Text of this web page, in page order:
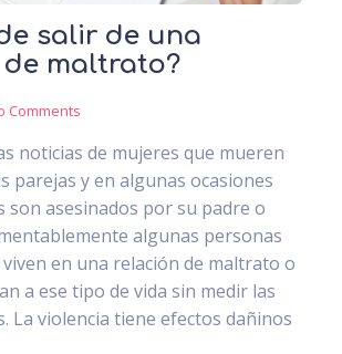
salir de una
maltrato?
Comments
noticias de mujeres que mueren
parejas y en algunas ocasiones
son asesinados por su padre o
algunas personas
en una relación de maltrato o
a ese tipo de vida sin medir las
La violencia tiene efectos dañinos